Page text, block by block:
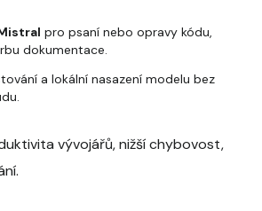
pro psaní nebo opravy kódu,
dokumentace.
a lokální nasazení modelu bez
vývojářů, nižší chybovost,